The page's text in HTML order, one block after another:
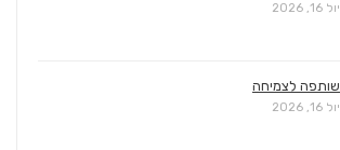
יול 16, 2026
שותפה לצמיחה
יול 16, 2026